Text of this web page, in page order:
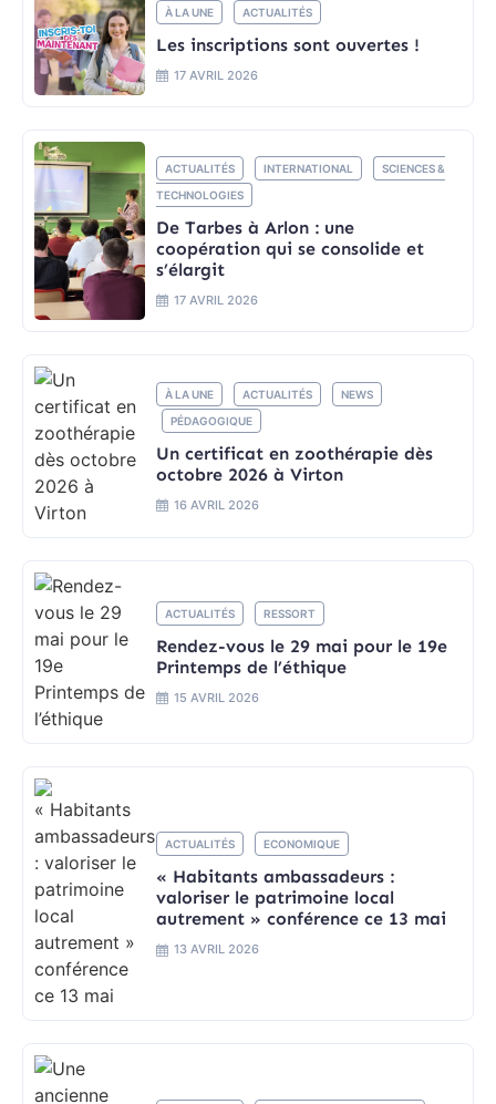
À LA UNE ACTUALITÉS
Les inscriptions sont ouvertes !
17 AVRIL 2026
ACTUALITÉS INTERNATIONAL
SCIENCES &
TECHNOLOGIES
De Tarbes à Arlon : une
coopération qui se consolide et
s’élargit
17 AVRIL 2026
À LA UNE ACTUALITÉS
NEWS
PÉDAGOGIQUE
Un certificat en zoothérapie dès
octobre 2026 à Virton
16 AVRIL 2026
ACTUALITÉS RESSORT
Rendez-vous le 29 mai pour le 19e
Printemps de l’éthique
15 AVRIL 2026
ACTUALITÉS ECONOMIQUE
« Habitants ambassadeurs :
valoriser le patrimoine local
autrement » conférence ce 13 mai
13 AVRIL 2026